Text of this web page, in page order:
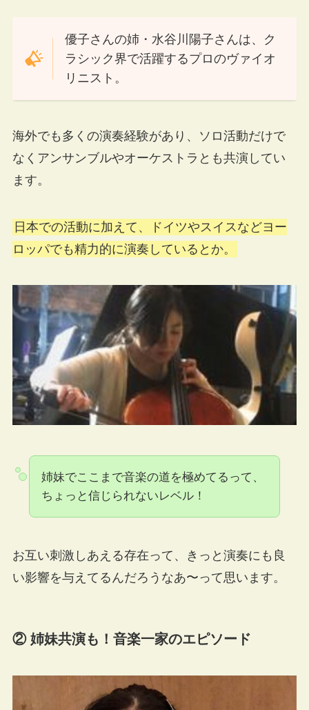
優子さんの姉・水谷川陽子さんは、ク
ラシック界で活躍するプロのヴァイオ
リニスト。
海外でも多くの演奏経験があり、ソロ活動だけで
なくアンサンブルやオーケストラとも共演してい
ます。
日本での活動に加えて、ドイツやスイスなどヨー
ロッパでも精力的に演奏しているとか。
姉妹でここまで音楽の道を極めてるって、
ちょっと信じられないレベル！
お互い刺激しあえる存在って、きっと演奏にも良
い影響を与えてるんだろうなあ〜って思います。
② 姉妹共演も！音楽一家のエピソード